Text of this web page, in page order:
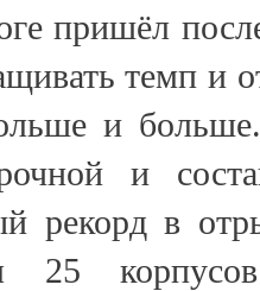
пришёл
темп и
и
и
рекорд в
25